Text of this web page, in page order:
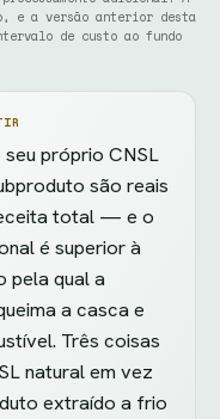
e a versão anterior desta
de custo ao fundo
próprio CNSL
são reais
total — e o
é superior à
pela qual a
a casca e
Três coisas
natural em vez
extraído a frio